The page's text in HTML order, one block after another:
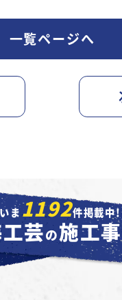
一覧ページへ
ま 1192件掲載中
芸 の 施工